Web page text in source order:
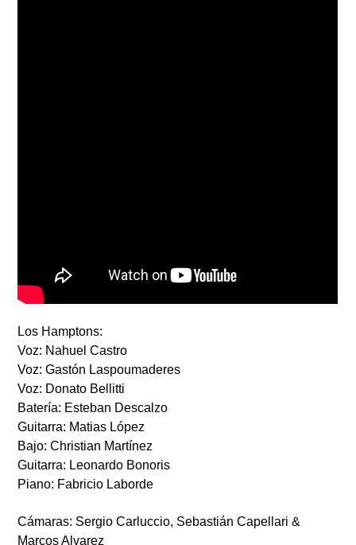
Los Hamptons:
Voz: Nahuel Castro
Voz: Gastón Laspoumaderes
Voz: Donato Bellitti
Batería: Esteban Descalzo
Guitarra: Matias López
Bajo: Christian Martínez
Guitarra: Leonardo Bonoris
Piano: Fabricio Laborde
Cámaras: Sergio Carluccio, Sebastián Capellari &
Marcos Alvarez